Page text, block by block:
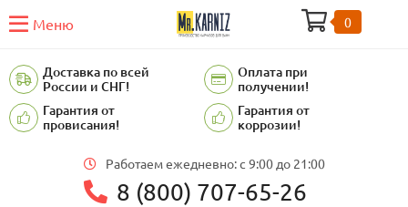
Меню 0
Доставка по всей
России и СНГ!
Оплата при
получении!
Гарантия от
провисания!
Гарантия от
коррозии!
Работаем ежедневно: c 9:00 до 21:00
8 (800) 707-65-26